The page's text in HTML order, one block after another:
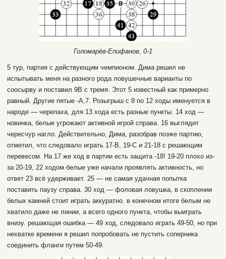
Голомарёв-Епифанов, 0-1
5 тур, партия с действующим чемпионом. Дима решил не
испытывать меня на разного рода ловушечные варианты по
соосырву и поставил 9В с тремя. Этот 5 известный как примерно
равный. Другие пятые -А,7. Розыгрыш с 8 по 12 ходы именуется в
народе — черепаха, для 13 хода есть разные пункты. 14 ход —
новинка, белые угрожают активной игрой справа. 16 выглядит
чересчур нагло. Действительно, Дима, разобрав позже партию,
отметил, что следовало играть 17-В, 19-С и 21-18 с решающим
перевесом. На 17 же ход в партии есть защита -18! 19-20 плохо из-
за 20-19, 22 ходом белые уже начали проявлять активность, но
ответ 23 всё удерживает. 25 — не самая удачная попытка
поставить паузу справа. 30 ход — фоловая ловушка, в скоплении
белых камней стоит играть аккуратно. в конечном итоге белым не
хватило даже не линии, а всего одного пункта, чтобы выиграть
внизу. решающая ошибка — 49 ход, следовало играть 49-50, но при
нехватке времени я решил попробовать не пустить соперника
соединить фланги путем 50-49.